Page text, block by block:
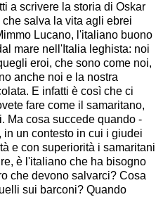
a scrivere la storia di Oskar
salva la vita agli ebrei
Lucano, l'italiano buono
mare nell'Italia leghista: noi
eroi, che sono come noi,
anche noi e la nostra
E infatti è così che ci
fare come il samaritano,
Ma cosa succede quando -
un contesto in cui i giudei
e con superiorità i samaritani
è l'italiano che ha bisogno
che devono salvarci? Cosa
sui barconi? Quando